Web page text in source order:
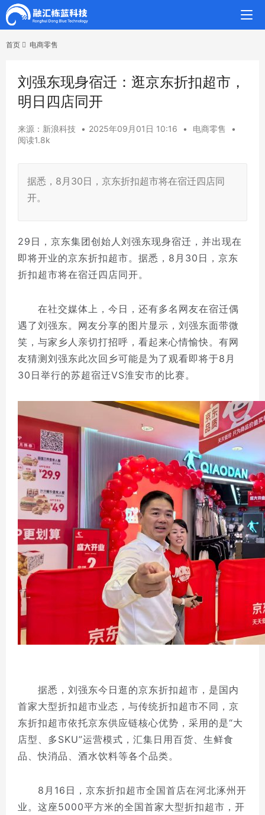
首页 电商零售
刘强东现身宿迁：逛京东折扣超市，
明日四店同开
来源：新浪科技 • 2025年09月01日 10:16 • 电商零售
•
阅读1.8k
据悉，8月30日，京东折扣超市将在宿迁四店同
开。
29日，京东集团创始人刘强东现身宿迁，并出现在
即将开业的京东折扣超市。据悉，8月30日，京东
折扣超市将在宿迁四店同开。
在社交媒体上，今日，还有多名网友在宿迁偶
遇了刘强东。网友分享的图片显示，刘强东面带微
笑，与家乡人亲切打招呼，看起来心情愉快。有网
友猜测刘强东此次回乡可能是为了观看即将于8月
30日举行的苏超宿迁VS淮安市的比赛。
据悉，刘强东今日逛的京东折扣超市，是国内
首家大型折扣超市业态，与传统折扣超市不同，京
东折扣超市依托京东供应链核心优势，采用的是“大
店型、多SKU”运营模式，汇集日用百货、生鲜食
品、快消品、酒水饮料等各个品类。
8月16日，京东折扣超市全国首店在河北涿州开
业。这座5000平方米的全国首家大型折扣超市，开